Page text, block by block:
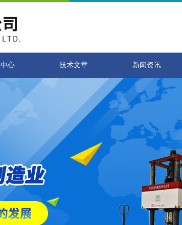
心 技术文章 新闻资讯